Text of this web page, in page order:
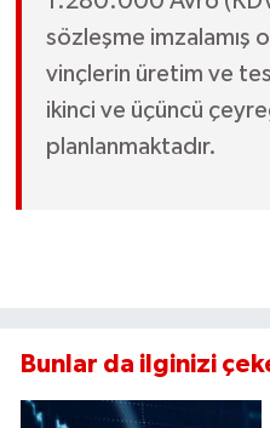
sözleşme imzalamış
vinçlerin üretim ve
ikinci ve üçüncü
planlanmaktadır.
Bunlar da ilginizi